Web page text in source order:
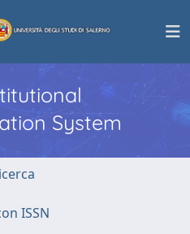
System
ISSN